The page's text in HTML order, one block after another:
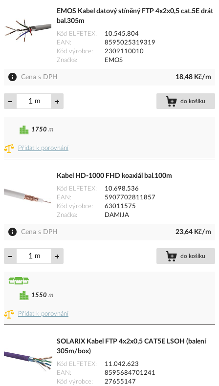
EMOS Kabel datový stíněný FTP 4x2x0,5 cat.5E drát
bal.305m
Kód ELFETEX
10.545.804
EAN
8595025319319
Kód výrobce
2309110010
Značka
EMOS
Cena s DPH 18,48 Kč/m
m do košíku
Přidat k porovnání
1750 m
Kabel HD-1000 FHD koaxiál bal.100m
Kód ELFETEX
10.698.536
EAN
5907702811857
Kód výrobce
63011575
Značka
DAMIJA
Cena s DPH 23,64 Kč/m
m do košíku
Přidat k porovnání
1550 m
SOLARIX Kabel FTP 4x2x0,5 CAT5E LSOH (balení
305m/box)
Kód ELFETEX
11.042.623
EAN
8595684701241
Kód výrobce
27655147